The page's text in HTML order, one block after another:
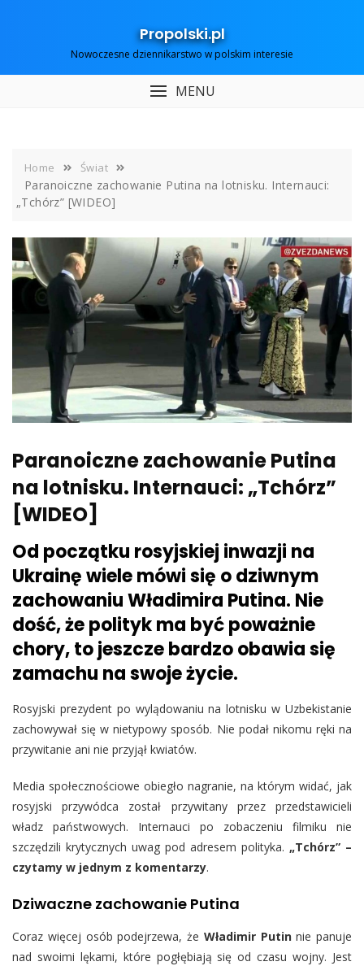
Propolski.pl
Nowoczesne dziennikarstwo w polskim interesie
MENU
Home Świat
Paranoiczne zachowanie Putina na lotnisku. Internauci:
„Tchórz” [WIDEO]
Paranoiczne zachowanie Putina
na lotnisku. Internauci: „Tchórz”
[WIDEO]
Od początku rosyjskiej inwazji na
Ukrainę wiele mówi się o dziwnym
zachowaniu Władimira Putina. Nie
dość, że polityk ma być poważnie
chory, to jeszcze bardzo obawia się
zamachu na swoje życie.
Rosyjski prezydent po wylądowaniu na lotnisku w Uzbekistanie
zachowywał się w nietypowy sposób. Nie podał nikomu ręki na
przywitanie ani nie przyjął kwiatów.
Media społecznościowe obiegło nagranie, na którym widać, jak
rosyjski przywódca został przywitany przez przedstawicieli
władz państwowych. Internauci po zobaczeniu filmiku nie
szczędzili krytycznych uwag pod adresem polityka. „Tchórz” –
czytamy w jednym z komentarzy.
Dziwaczne zachowanie Putina
Coraz więcej osób podejrzewa, że Władimir Putinnie panuje
nad swoimi lękami, które pogłębiają się od czasu wojny. Jest